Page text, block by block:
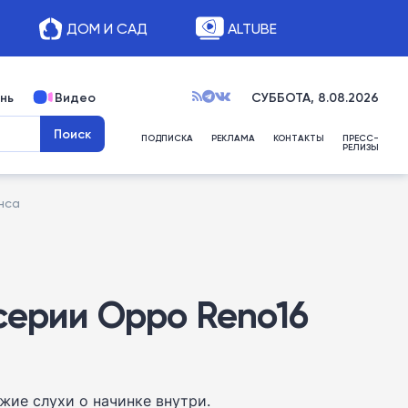
ДОМ И САД ALTUBE
Видео СУББОТА, 8.08.2026
ПОДПИСКА РЕКЛАМА КОНТАКТЫ ПРЕСС-
РЕЛИЗЫ
Oppo Reno16
слухи о начинке внутри.